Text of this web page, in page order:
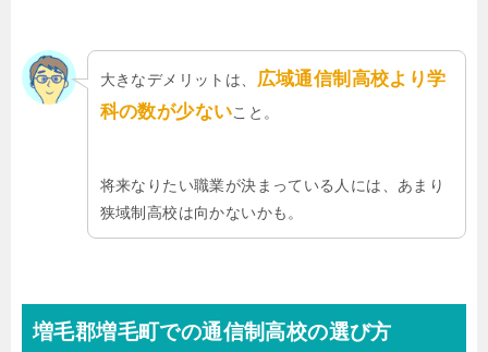
大きなデメリットは、 広域通信制高校より学
科の数が少ないこと。
将来なりたい職業が決まっている人には、あまり
狭域制高校は向かないかも。
増毛郡増毛町での通信制高校の選び方